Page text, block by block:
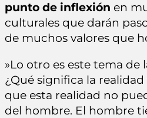
punto de inflexión en
culturales que darán
de muchos valores que
»Lo otro es este tema de
¿Qué significa la
que esta realidad no
del hombre. El hombre